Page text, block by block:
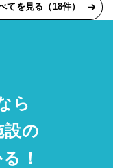
てを見る（18件）
ら
の
！